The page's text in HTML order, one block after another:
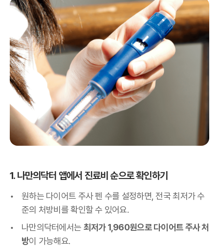
1. 나만의닥터 앱에서 진료비 순으로 확인하기
원하는 다이어트 주사 펜 수를 설정하면, 전국 최저가 수
준의 처방비를 확인할 수 있어요.
나만의닥터에서는 최저가 1,960원으로 다이어트 주사 처
방이 가능해요.